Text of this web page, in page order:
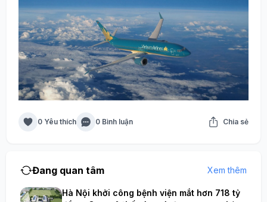
0 Yêu thích 0 Bình luận Chia sẻ
Đang quan tâm Xem thêm
Hà Nội khởi công bệnh viện mắt hơn 718 tỷ